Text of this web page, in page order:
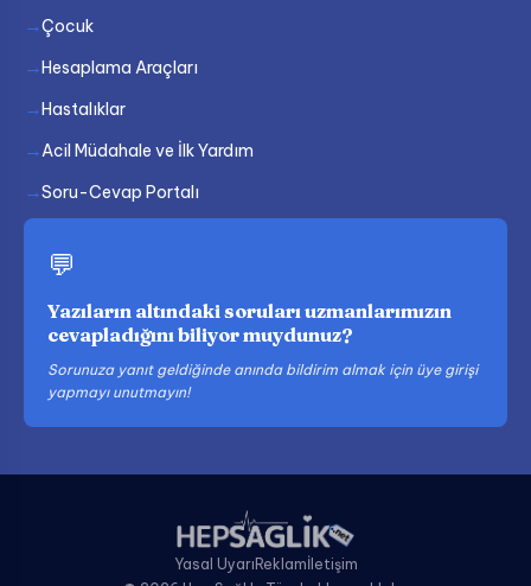
Çocuk
Hesaplama Araçları
Hastalıklar
Acil Müdahale ve İlk Yardım
Soru-Cevap Portalı
💬
Yazıların altındaki soruları uzmanlarımızın
cevapladığını biliyor muydunuz?
Sorunuza yanıt geldiğinde anında bildirim almak için üye girişi
yapmayı unutmayın!
Yasal Uyarı Reklamİletişim